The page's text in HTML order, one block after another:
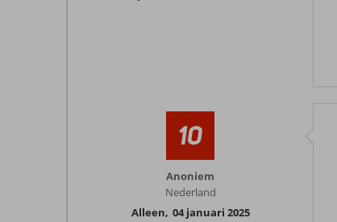
10
Anoniem
Nederland
Alleen, 04 januari 2025